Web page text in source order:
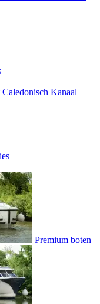
Kanaal
Premium boten